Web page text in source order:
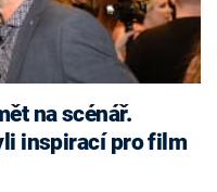
na scénář.
inspirací pro film